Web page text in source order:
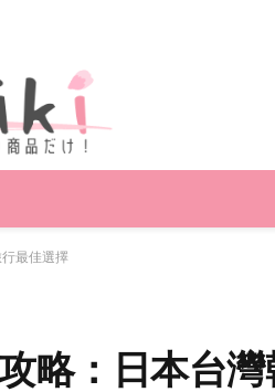
最佳選擇
略：日本台